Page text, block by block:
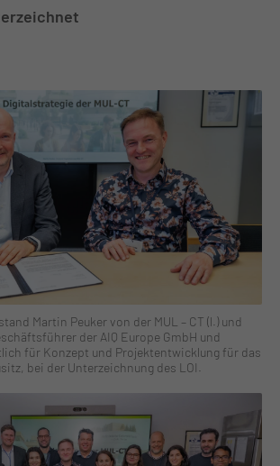
Martin Peuker von der MUL – CT (l.) und
der AIQ Europe GmbH und
für Konzept und Projektentwicklung für das
bei der Unterzeichnung des LOI.